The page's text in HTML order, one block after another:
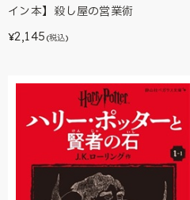
イン本】殺し屋の営業術
¥2,145 (税込)